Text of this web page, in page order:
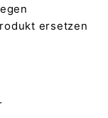
ersetzen